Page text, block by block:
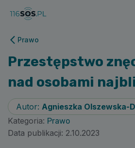
Prawo
Przestępstwo
nad osobami
Autor: Agnieszka Olszewska-
Kategoria: Prawo
Data publikacji: 2.10.2023